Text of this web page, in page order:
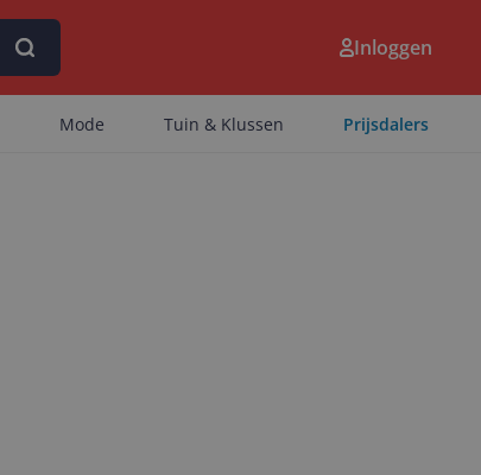
Inloggen
Mode Tuin & Klussen Prijsdalers